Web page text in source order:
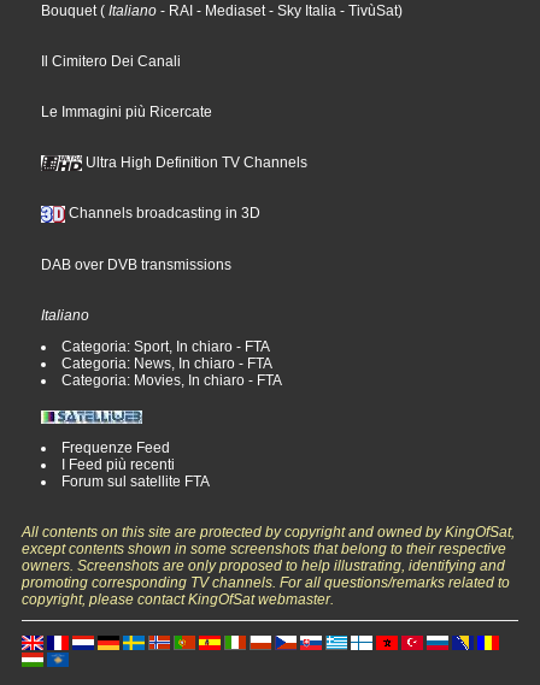
Bouquet ( Italiano - RAI - Mediaset - Sky Italia - TivùSat)
Il Cimitero Dei Canali
Le Immagini più Ricercate
Ultra High Definition TV Channels
Channels broadcasting in 3D
DAB over DVB transmissions
Italiano
Categoria: Sport, In chiaro - FTA
Categoria: News, In chiaro - FTA
Categoria: Movies, In chiaro - FTA
Frequenze Feed
I Feed più recenti
Forum sul satellite FTA
All contents on this site are protected by copyright and owned by KingOfSat,
except contents shown in some screenshots that belong to their respective
owners. Screenshots are only proposed to help illustrating, identifying and
promoting corresponding TV channels. For all questions/remarks related to
copyright, please contact KingOfSat webmaster.